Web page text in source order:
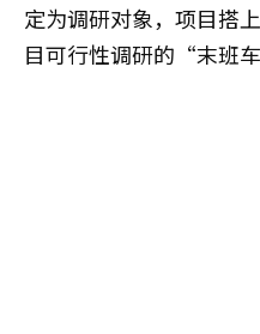
定为调研对象，项目搭
目可行性调研的“末班